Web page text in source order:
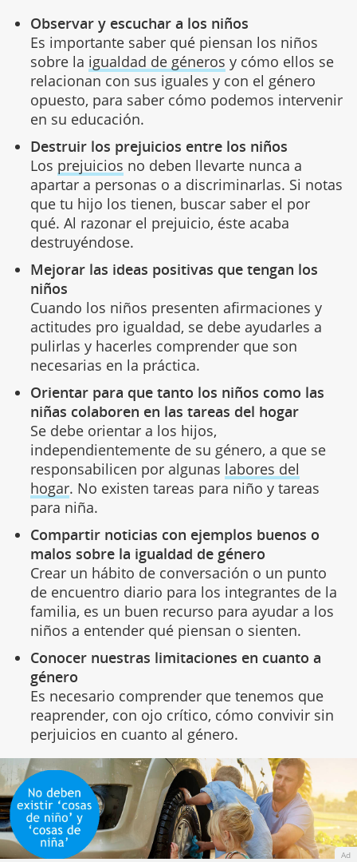
Observar y escuchar a los niños
Es importante saber qué piensan los niños
sobre la igualdad de géneros y cómo ellos se
relacionan con sus iguales y con el género
opuesto, para saber cómo podemos intervenir
en su educación.
Destruir los prejuicios entre los niños
Los prejuicios no deben llevarte nunca a
apartar a personas o a discriminarlas. Si notas
que tu hijo los tienen, buscar saber el por
qué. Al razonar el prejuicio, éste acaba
destruyéndose.
Mejorar las ideas positivas que tengan los
niños
Cuando los niños presenten afirmaciones y
actitudes pro igualdad, se debe ayudarles a
pulirlas y hacerles comprender que son
necesarias en la práctica.
Orientar para que tanto los niños como las
niñas colaboren en las tareas del hogar
Se debe orientar a los hijos,
independientemente de su género, a que se
responsabilicen por algunas labores del
hogar. No existen tareas para niño y tareas
para niña.
Compartir noticias con ejemplos buenos o
malos sobre la igualdad de género
Crear un hábito de conversación o un punto
de encuentro diario para los integrantes de la
familia, es un buen recurso para ayudar a los
niños a entender qué piensan o sienten.
Conocer nuestras limitaciones en cuanto a
género
Es necesario comprender que tenemos que
reaprender, con ojo crítico, cómo convivir sin
perjuicios en cuanto al género.
Ad